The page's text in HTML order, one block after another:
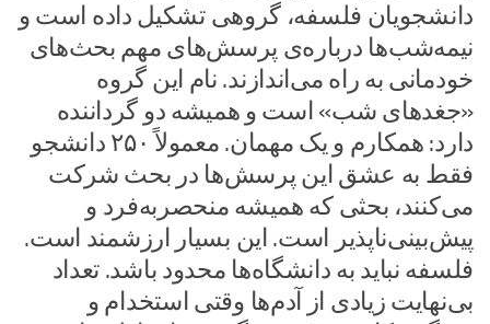
دانشجویان فلسفه، گروهی تشکیل داده است و
نیمه‌شب‌ها درباره‌ی پرسش‌های مهم بحث‌های
خودمانی به راه می‌اندازند. نام این گروه
«جغدهای شب» است و همیشه دو گرداننده
دارد: همکارم و یک مهمان. معمولاً ۲۵۰ دانشجو
فقط به عشق این پرسش‌ها در بحث شرکت
می‌کنند، بحثی که همیشه منحصربه‌فرد و
پیش‌بینی‌ناپذیر است. این بسیار ارزشمند است.
فلسفه نباید به دانشگاه‌ها محدود باشد. تعداد
بی‌نهایت زیادی از آدم‌ها وقتی استخدام و